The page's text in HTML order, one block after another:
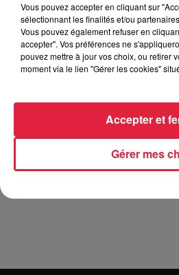
Tarif Gratuit
débuter, nous vous proposons de
contenant lumineux, avec une
aurez bien sûr le choix des
1er septembre Coût de l'atelier :
environ Horaires : 15h ou 16h
Vous pouvez accepter en cliquant sur
sélectionnant les finalités et/ou
Vous pouvez également refuser en
accepter". Vos préférences ne
pouvez mettre à jour vos choix, ou retirer
moment via le lien "Gérer les cookies"
Gérer mes
Accepter et